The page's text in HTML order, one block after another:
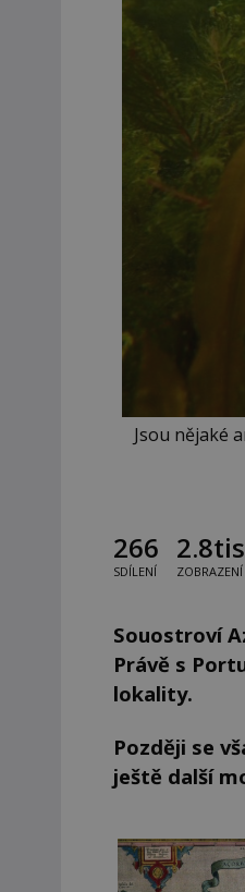
Jsou nějaké
266
SDÍLENÍ
2.8tis
ZOBRAZENÍ
Souostroví
Právě s
lokality.
Později se
ještě další